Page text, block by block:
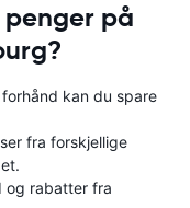
på
kan du spare
fra forskjellige
og rabatter fra